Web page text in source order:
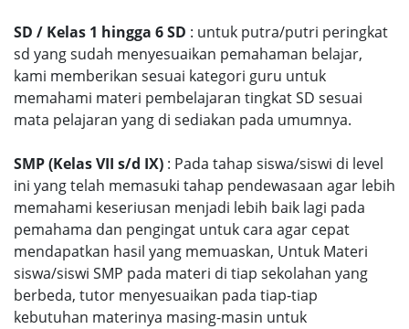
SD / Kelas 1 hingga 6 SD : untuk putra/putri peringkat
sd yang sudah menyesuaikan pemahaman belajar,
kami memberikan sesuai kategori guru untuk
memahami materi pembelajaran tingkat SD sesuai
mata pelajaran yang di sediakan pada umumnya.
SMP (Kelas VII s/d IX) : Pada tahap siswa/siswi di level
ini yang telah memasuki tahap pendewasaan agar lebih
memahami keseriusan menjadi lebih baik lagi pada
pemahama dan pengingat untuk cara agar cepat
mendapatkan hasil yang memuaskan, Untuk Materi
siswa/siswi SMP pada materi di tiap sekolahan yang
berbeda, tutor menyesuaikan pada tiap-tiap
kebutuhan materinya masing-masin untuk